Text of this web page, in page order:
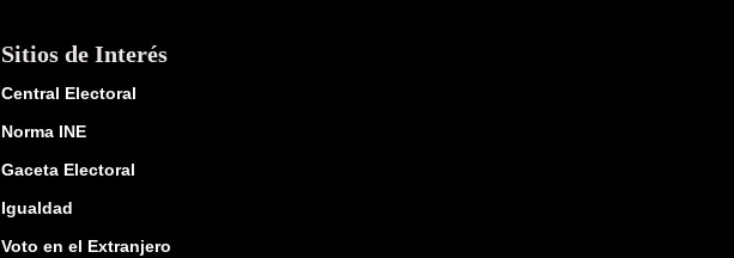
Sitios de Interés
Central Electoral
Norma INE
Gaceta Electoral
Igualdad
Voto en el Extranjero